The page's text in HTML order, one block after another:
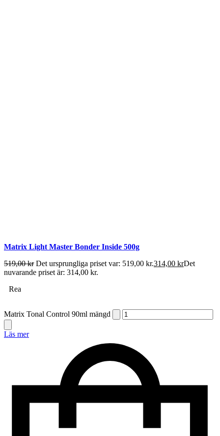
Matrix Light Master Bonder Inside 500g
519,00kr Det ursprungliga priset var: 519,00 kr.314,00 krDet
nuvarande priset är: 314,00 kr.
Rea
Matrix Tonal Control 90ml mängd
Läs mer